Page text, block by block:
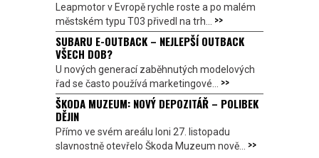
Leapmotor v Evropě rychle roste a po malém
městském typu T03 přivedl na trh... >>
SUBARU E-OUTBACK – NEJLEPŠÍ OUTBACK
VŠECH DOB?
U nových generací zaběhnutých modelových
řad se často používá marketingové... >>
ŠKODA MUZEUM: NOVÝ DEPOZITÁŘ – POLIBEK
DĚJIN
Přímo ve svém areálu loni 27. listopadu
slavnostně otevřelo Škoda Muzeum nově... >>